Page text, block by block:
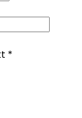
*